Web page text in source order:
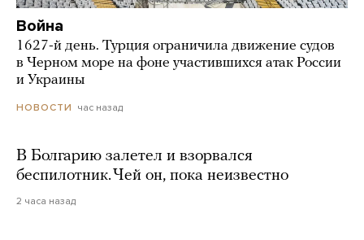
Война
1627-й день. Турция ограничила движение судов
в Черном море на фоне участившихся атак России
и Украины
НОВОСТИ час назад
В Болгарию залетел и взорвался
беспилотник. Чей он, пока неизвестно
2 часа назад